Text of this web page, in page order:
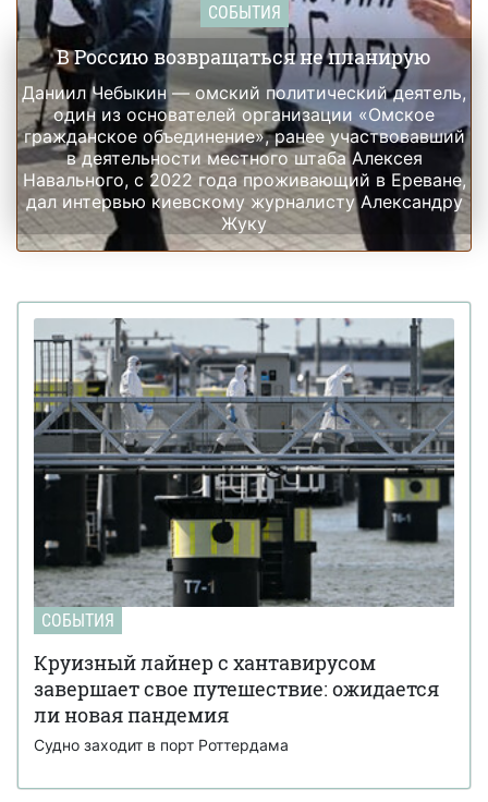
СОБЫТИЯ
В Россию возвращаться не планирую
Даниил Чебыкин — омский политический деятель,
один из основателей организации «Омское
гражданское объединение», ранее участвовавший
в деятельности местного штаба Алексея
Навального, с 2022 года проживающий в Ереване,
дал интервью киевскому журналисту Александру
Жуку
СОБЫТИЯ
Круизный лайнер с хантавирусом
завершает свое путешествие: ожидается
ли новая пандемия
Судно заходит в порт Роттердама